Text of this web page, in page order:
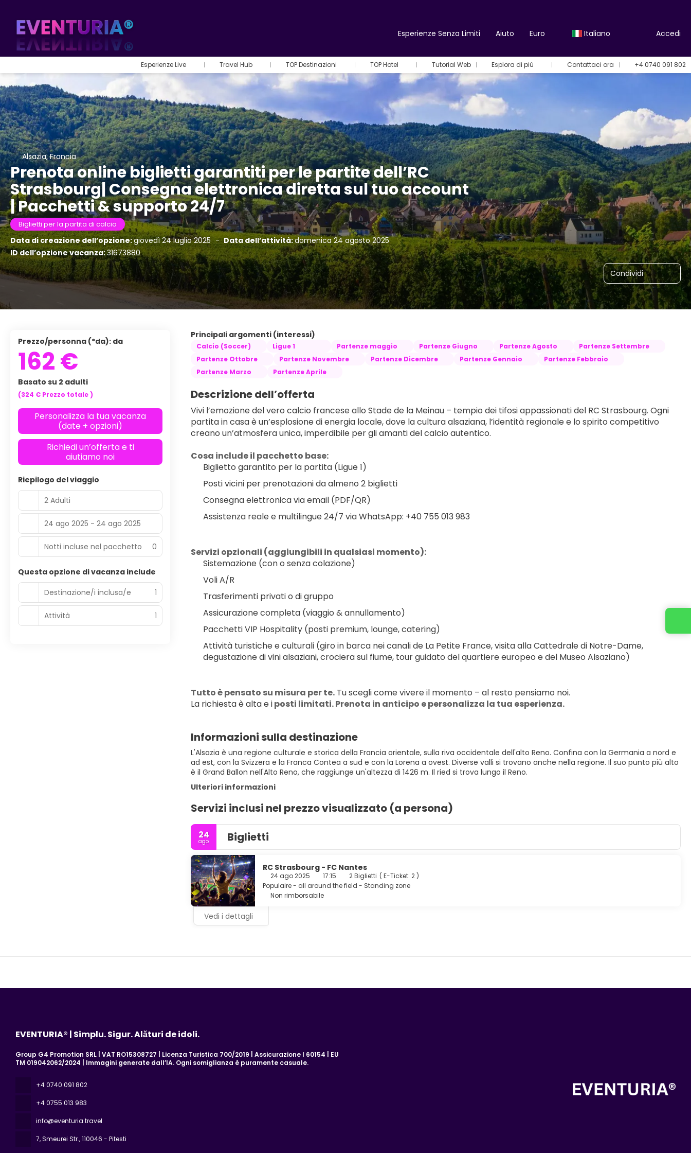
Esperienze Senza Limiti Aiuto Euro Italiano Accedi
Esperienze Live Travel Hub TOP Destinazioni TOP Hotel Tutorial Web Esplora di più Contattaci ora +4 0740 091 802
Alsazia, Francia
Prenota online biglietti garantiti per le partite dell’RC
Strasbourg| Consegna elettronica diretta sul tuo account
| Pacchetti & supporto 24/7
Biglietti per la partita di calcio
Data di creazione dell’opzione:giovedì 24 luglio 2025 - Data dell’attività:domenica 24 agosto 2025
ID dell’opzione vacanza:31673880
Condividi
Principali argomenti (interessi)
Calcio (Soccer) Ligue 1 Partenze maggio Partenze Giugno Partenze Agosto
Partenze Settembre
Partenze Ottobre
Partenze Novembre Partenze Dicembre Partenze Gennaio
Partenze Febbraio
Partenze Marzo
Partenze Aprile
Descrizione dell’offerta
Vivi l’emozione del vero calcio francese allo Stade de la Meinau – tempio dei tifosi appassionati del RC Strasbourg. Ogni
partita in casa è un’esplosione di energia locale, dove la cultura alsaziana, l’identità regionale e lo spirito competitivo
creano un’atmosfera unica, imperdibile per gli amanti del calcio autentico.
Cosa include il pacchetto base:
Biglietto garantito per la partita (Ligue 1)
Posti vicini per prenotazioni da almeno 2 biglietti
Consegna elettronica via email (PDF/QR)
Assistenza reale e multilingue 24/7 via WhatsApp: +40 755 013 983
Servizi opzionali (aggiungibili in qualsiasi momento):
Sistemazione (con o senza colazione)
Voli A/R
Trasferimenti privati o di gruppo
Assicurazione completa (viaggio & annullamento)
Pacchetti VIP Hospitality (posti premium, lounge, catering)
Attività turistiche e culturali (giro in barca nei canali de La Petite France, visita alla Cattedrale di Notre-Dame,
degustazione di vini alsaziani, crociera sul fiume, tour guidato del quartiere europeo e del Museo Alsaziano)
Tutto è pensato su misura per te. Tu scegli come vivere il momento – al resto pensiamo noi.
La richiesta è alta e i posti limitati. Prenota in anticipo e personalizza la tua esperienza.
Informazioni sulla destinazione
L'Alsazia è una regione culturale e storica della Francia orientale, sulla riva occidentale dell'alto Reno. Confina con la Germania a nord e
ad est, con la Svizzera e la Franca Contea a sud e con la Lorena a ovest. Diverse valli si trovano anche nella regione. Il suo punto più alto
è il Grand Ballon nell'Alto Reno, che raggiunge un'altezza di 1426 m. Il ried si trova lungo il Reno.
Ulteriori informazioni
Servizi inclusi nel prezzo visualizzato (a persona)
24
ago Biglietti
RC Strasbourg - FC Nantes
24 ago 2025 17:15 2 Biglietti ( E-Ticket: 2 )
Populaire - all around the field - Standing zone
Non rimborsabile
Vedi i dettagli
Prezzo/personna (*da): da
162 €
Basato su 2 adulti
(324 € Prezzo totale)
Personalizza la tua vacanza
(date + opzioni)
Richiedi un’offerta e ti
aiutiamo noi
Riepilogo del viaggio
2 Adulti
24 ago 2025 - 24 ago 2025
Notti incluse nel pacchetto 0
Questa opzione di vacanza include
Destinazione/i inclusa/e
1
Attività 1
EVENTURIA® | Simplu. Sigur. Alături de idoli.
Group G4 Promotion SRL | VAT RO15308727 | Licenza Turistica 700/2019 | Assicurazione I 60154 | EU
TM 019042062/2024 | Immagini generate dall’IA. Ogni somiglianza è puramente casuale.
+4 0740 091 802
+4 0755 013 983
info@eventuria.travel
7, Smeurei Str., 110046 - Pitesti